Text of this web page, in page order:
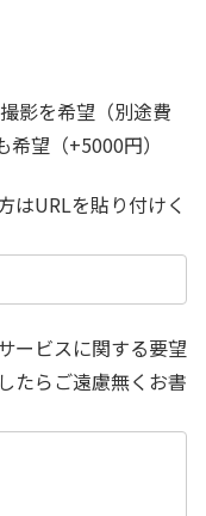
影を希望（別途費
望（+5000円）
はURLを貼り付けく
ービスに関する要望
たらご遠慮無くお書